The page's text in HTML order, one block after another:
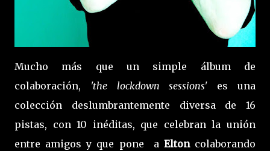
Mucho más que un simple álbum de
colaboración,
'the lockdown sessions' es una
colección deslumbrantemente diversa de 16
pistas, con 10 inéditas, que celebran la unión
entre amigos y que pone a Elton colaborando